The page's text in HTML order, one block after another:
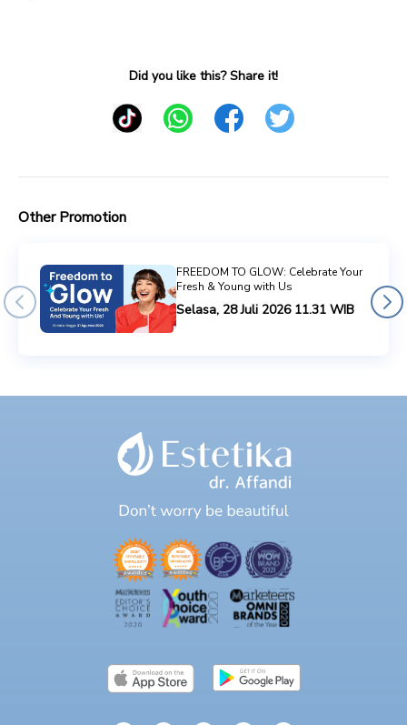
Did you like this? Share it!
Other Promotion
FREEDOM TO GLOW: Celebrate Your
Fresh & Young with Us
Selasa, 28 Juli 2026 11.31 WIB